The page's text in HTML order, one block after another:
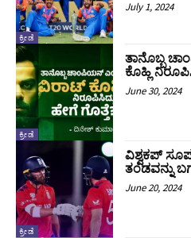
ಕ್ರೀಡೆ
July 1, 2024
ಕ್ರೀಡೆ
ತಾನೊಬ್ಬ
ಕೊಹ್ಲಿ
June 30, 2024
ಕ್ರೀಡೆ
ವಿಶ್ವಕಪ್
ತಂಡವನ್ನು
June 20, 2024